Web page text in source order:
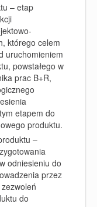
– etap
którego celem
uruchomieniem
powstałego w
prac B+R,
etapem do
produktu.
–
odniesieniu do
przez
do